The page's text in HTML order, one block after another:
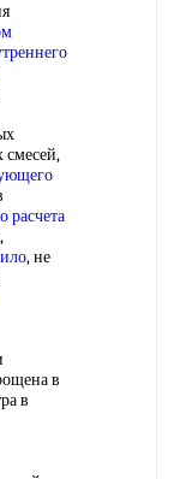
смесей,
расчета
, не
в
в